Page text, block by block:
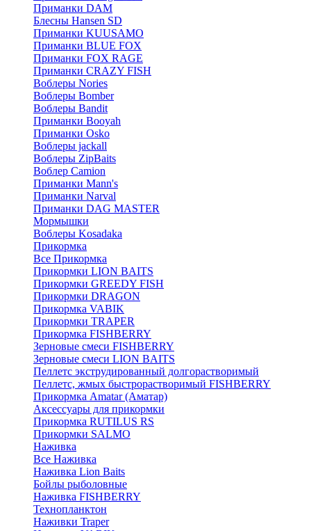
Приманки DAM
Блесны Hansen SD
Приманки KUUSAMO
Приманки BLUE FOX
Приманки FOX RAGE
Приманки CRAZY FISH
Воблеры Nories
Воблеры Bomber
Воблеры Bandit
Приманки Booyah
Приманки Osko
Воблеры jackall
Воблеры ZipBaits
Воблер Camion
Приманки Mann's
Приманки Narval
Приманки DAG MASTER
Мормышки
Воблеры Kosadaka
Прикормка
Все Прикормка
Прикормки LION BAITS
Прикормки GREEDY FISH
Прикормки DRAGON
Прикормка VABIK
Прикормки TRAPER
Прикормка FISHBERRY
Зерновые смеси FISHBERRY
Зерновые смеси LION BAITS
Пеллетс экструдированный долгорастворимый
Пеллетс, жмых быстрорастворимый FISHBERRY
Прикормка Amatar (Аматар)
Аксессуары для прикормки
Прикормка RUTILUS RS
Прикормки SALMO
Наживка
Все Наживка
Наживка Lion Baits
Бойлы рыболовные
Наживка FISHBERRY
Технопланктон
Наживки Traper